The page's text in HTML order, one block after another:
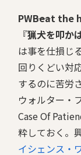
PW――Beat
『猟犬を叩か
は事を仕損じ
回りくどい対
するのに苦労
ウォルター・
Case Of
粋しておく。
イシェンス・